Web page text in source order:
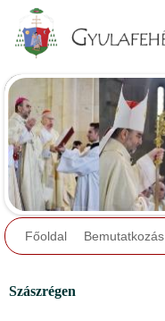
Főoldal Bemutatkozás
Szászrégen